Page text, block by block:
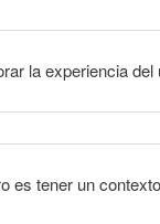
la experiencia del
es tener un